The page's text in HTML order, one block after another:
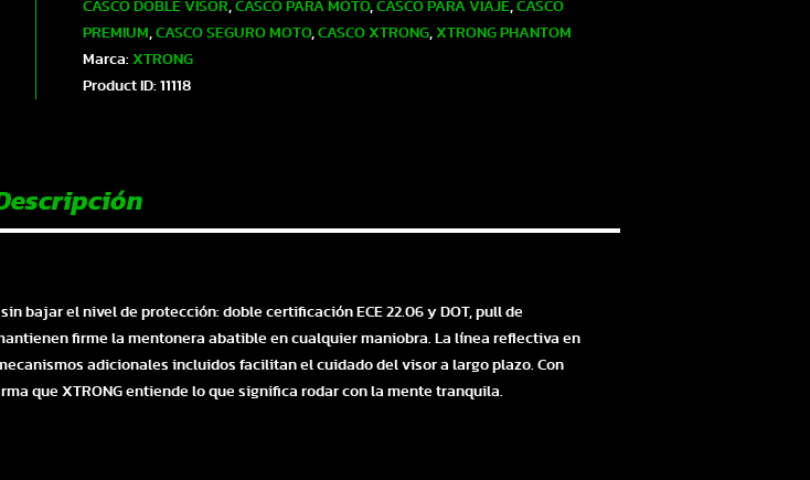
brillo
visor
plateado
L
CASCO DOBLE VISOR, CASCO PARA MOTO, CASCO PARA VIAJE, CASCO
PREMIUM , CASCO SEGURO MOTO, CASCO XTRONG, XTRONG PHANTOM
Marca: XTRONG
Product ID: 11118
bajar el nivel de protección: doble certificación ECE 22.06 y DOT, pull de
firme la mentonera abatible en cualquier maniobra. La línea reflectiva en
adicionales incluidos facilitan el cuidado del visor a largo plazo. Con
que XTRONG entiende lo que significa rodar con la mente tranquila.